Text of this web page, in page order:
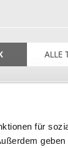
für
geben
ALLE